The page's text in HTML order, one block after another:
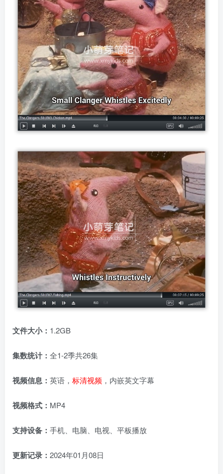
文件大小： 1.2GB
集数统计： 全1-2季共26集
视频信息： 英语， 标清视频 ，内嵌英文字幕
视频格式： MP4
支持设备： 手机、电脑、电视、平板播放
更新记录： 2024年01月08日